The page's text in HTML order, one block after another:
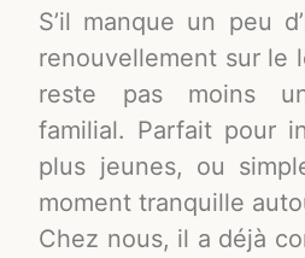
S’il manque un peu
renouvellement sur le
reste pas moins
familial. Parfait pour
plus jeunes, ou
moment tranquille
Chez nous, il a déjà